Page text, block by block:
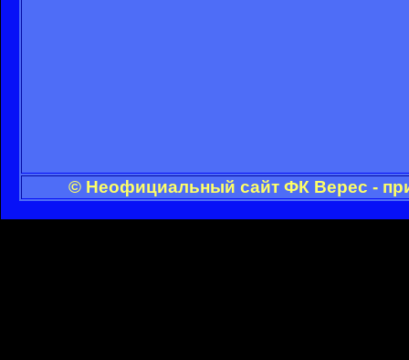
© Неофициальный сайт ФК Верес -